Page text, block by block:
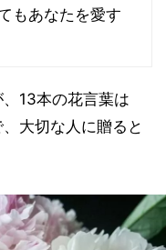
もあなたを愛す
13本の花言葉は
大切な人に贈ると